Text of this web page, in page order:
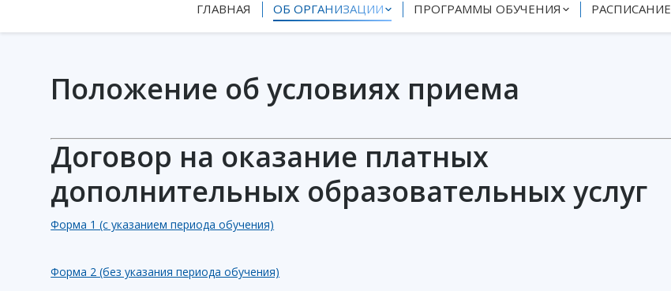
ГЛАВНАЯ ОБ ОРГАНИЗАЦИИ ПРОГРАММЫ ОБУЧЕНИЯ РАСПИСАНИЕ
Положение об условиях приема
Договор на оказание платных
дополнительных образовательных услуг
Форма 1 (с указанием периода обучения)
Форма 2 (без указания периода обучения)